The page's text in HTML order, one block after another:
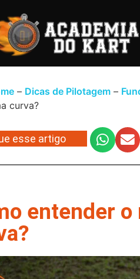
Dicas de Pilotagem
curva?
esse artigo
entender